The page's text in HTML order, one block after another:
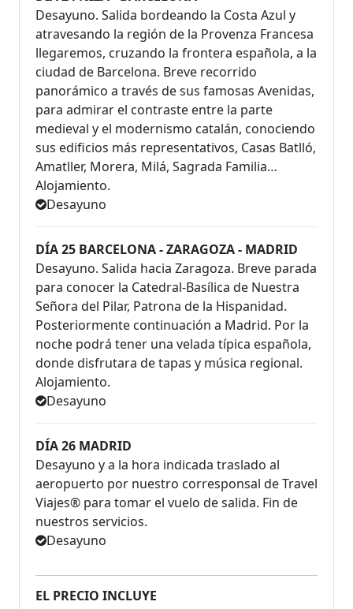
Desayuno. Salida bordeando la Costa Azul y
atravesando la región de la Provenza Francesa
llegaremos, cruzando la frontera española, a la
ciudad de Barcelona. Breve recorrido
panorámico a través de sus famosas Avenidas,
para admirar el contraste entre la parte
medieval y el modernismo catalán, conociendo
sus edificios más representativos, Casas Batlló,
Amatller, Morera, Milá, Sagrada Familia…
Alojamiento.
Desayuno
DÍA 25 BARCELONA - ZARAGOZA - MADRID
Desayuno. Salida hacia Zaragoza. Breve parada
para conocer la Catedral-Basílica de Nuestra
Señora del Pilar, Patrona de la Hispanidad.
Posteriormente continuación a Madrid. Por la
noche podrá tener una velada típica española,
donde disfrutara de tapas y música regional.
Alojamiento.
Desayuno
DÍA 26 MADRID
Desayuno y a la hora indicada traslado al
aeropuerto por nuestro corresponsal de Travel
Viajes® para tomar el vuelo de salida. Fin de
nuestros servicios.
Desayuno
EL PRECIO INCLUYE